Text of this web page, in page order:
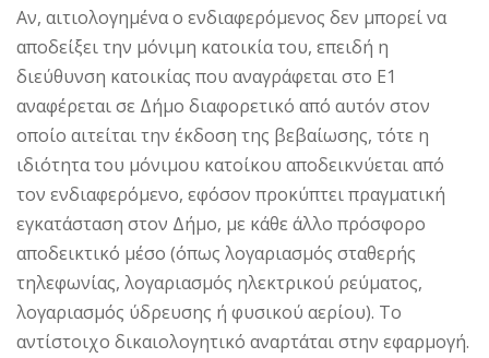
Αν, αιτιολογημένα ο ενδιαφερόμενος δεν μπορεί να
αποδείξει την μόνιμη κατοικία του, επειδή η
διεύθυνση κατοικίας που αναγράφεται στο Ε1
αναφέρεται σε Δήμο διαφορετικό από αυτόν στον
οποίο αιτείται την έκδοση της βεβαίωσης, τότε η
ιδιότητα του μόνιμου κατοίκου αποδεικνύεται από
τον ενδιαφερόμενο, εφόσον προκύπτει πραγματική
εγκατάσταση στον Δήμο, με κάθε άλλο πρόσφορο
αποδεικτικό μέσο (όπως λογαριασμός σταθερής
τηλεφωνίας, λογαριασμός ηλεκτρικού ρεύματος,
λογαριασμός ύδρευσης ή φυσικού αερίου). Το
αντίστοιχο δικαιολογητικό αναρτάται στην εφαρμογή.